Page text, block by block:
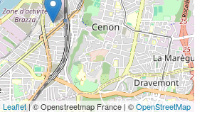
Leaflet|© Openstreetmap France | ©OpenStreetMap